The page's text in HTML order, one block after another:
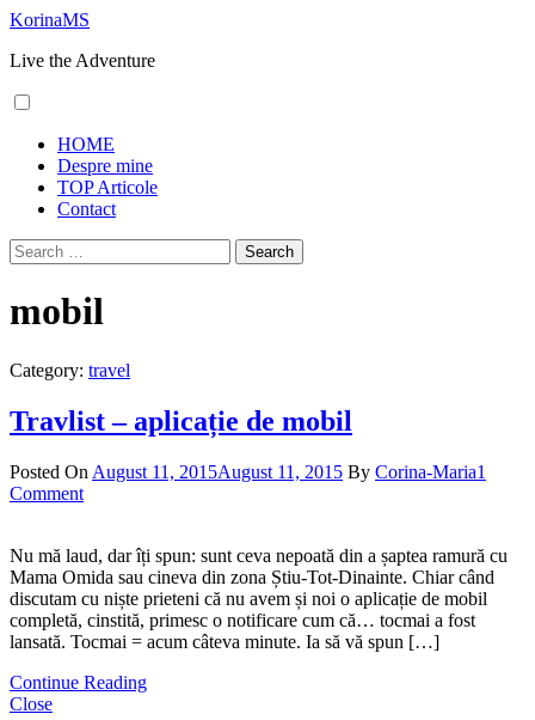
Skip
content
KorinaMS
Live the Adventure
Menu
HOME
Despre mine
TOP Articole
Contact
Search
for:
mobil
Category: travel
Travlist – aplicație de mobil
Posted On August 11, 2015August 11, 2015 By Corina-Maria1
Comment
Nu mă laud, dar îți spun: sunt ceva nepoată din a șaptea ramură cu
Mama Omida sau cineva din zona Știu-Tot-Dinainte. Chiar când
discutam cu niște prieteni că nu avem și noi o aplicație de mobil
completă, cinstită, primesc o notificare cum că… tocmai a fost
lansată. Tocmai = acum câteva minute. Ia să vă spun […]
Continue Reading
Close